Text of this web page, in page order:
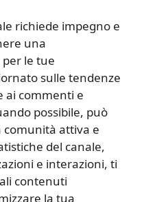
richiede impegno e
una
le tue
sulle tendenze
ai commenti e
possibile, può
attiva e
del canale,
e interazioni, ti
contenuti
la tua